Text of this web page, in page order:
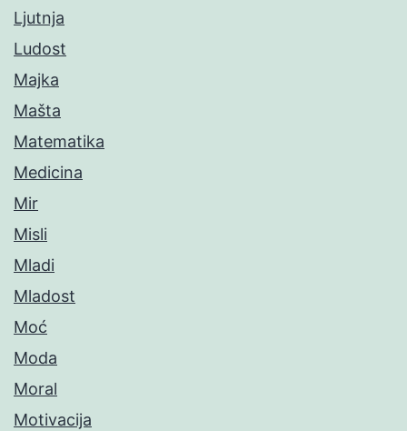
Ljutnja
Ludost
Majka
Mašta
Matematika
Medicina
Mir
Misli
Mladi
Mladost
Moć
Moda
Moral
Motivacija